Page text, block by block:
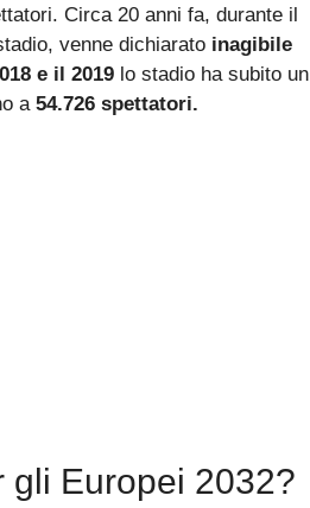
Circa 20 anni fa, durante il
venne dichiarato inagibile
e il 2019 lo stadio ha subito un
a 54.726 spettatori.
gli Europei 2032?